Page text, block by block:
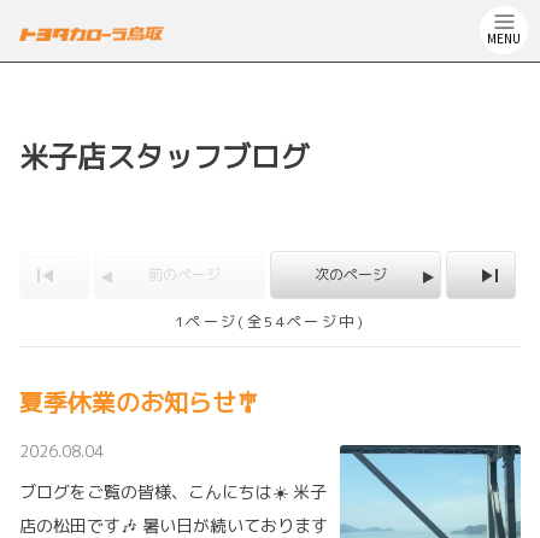
MENU
米子店スタッフブログ
前のページ 次のページ
1ページ(全54ページ中)
夏季休業のお知らせ🎐
2026.08.04
ブログをご覧の皆様、こんにちは☀️ 米子
店の松田です🎶 暑い日が続いております